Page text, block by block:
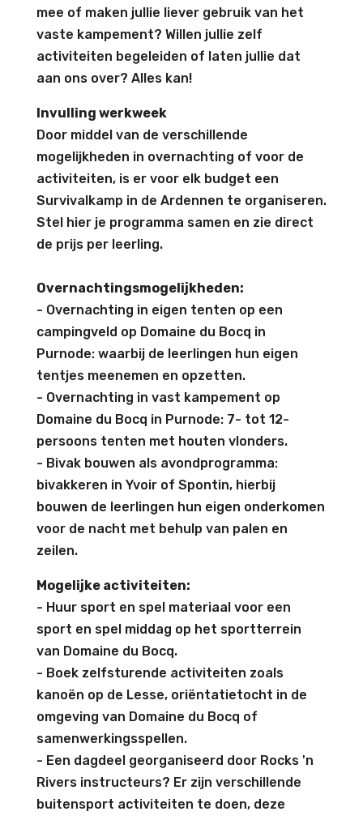
mee of maken jullie liever gebruik van het
vaste kampement? Willen jullie zelf
activiteiten begeleiden of laten jullie dat
aan ons over? Alles kan!
Invulling werkweek
Door middel van de verschillende
mogelijkheden in overnachting of voor de
activiteiten, is er voor elk budget een
Survivalkamp in de Ardennen te organiseren.
Stel hier je programma samen en zie direct
de prijs per leerling.
Overnachtingsmogelijkheden:
- Overnachting in eigen tenten op een
campingveld op Domaine du Bocq in
Purnode: waarbij de leerlingen hun eigen
tentjes meenemen en opzetten.
- Overnachting in vast kampement op
Domaine du Bocq in Purnode: 7- tot 12-
persoons tenten met houten vlonders.
- Bivak bouwen als avondprogramma:
bivakkeren in Yvoir of Spontin, hierbij
bouwen de leerlingen hun eigen onderkomen
voor de nacht met behulp van palen en
zeilen.
Mogelijke activiteiten:
- Huur sport en spel materiaal voor een
sport en spel middag op het sportterrein
van Domaine du Bocq.
- Boek zelfsturende activiteiten zoals
kanoën op de Lesse, oriëntatietocht in de
omgeving van Domaine du Bocq of
samenwerkingsspellen.
- Een dagdeel georganiseerd door Rocks 'n
Rivers instructeurs? Er zijn verschillende
buitensport activiteiten te doen, deze